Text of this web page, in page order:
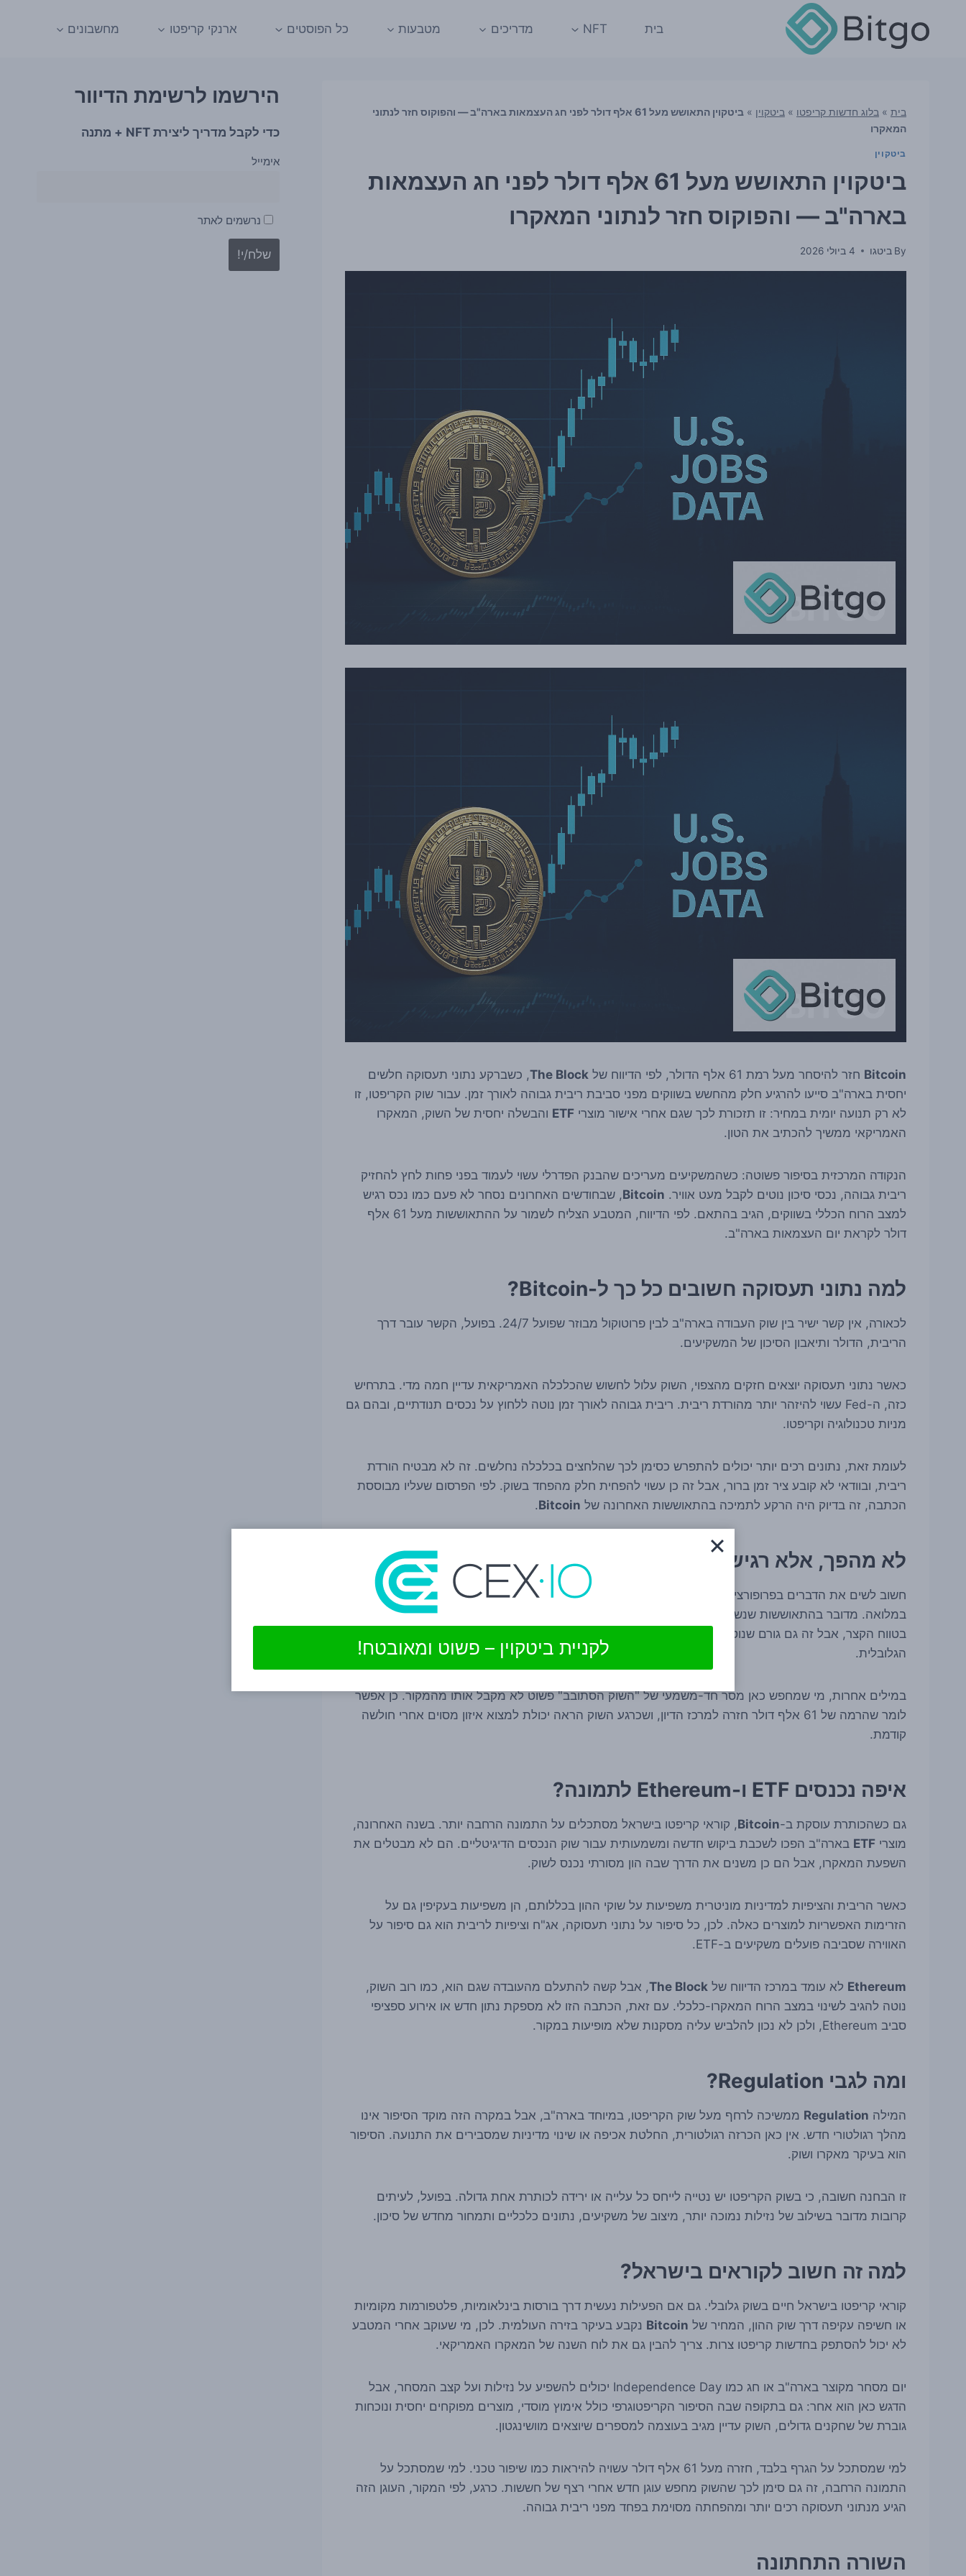
בית NFT מדריכים מטבעות כל הפוסטים ארנקי קריפטו מחשבונים
בית » בלוג חדשות קריפטו » ביטקוין »
ביטקוין התאושש מעל 61 אלף דולר לפני חג העצמאות בארה"ב — והפוקוס חזר לנתוני
המאקרו
ביטקוין
ביטקוין התאושש מעל 61 אלף דולר לפני חג העצמאות
בארה"ב — והפוקוס חזר לנתוני המאקרו
By ביטגו 4 ביולי 2026
Bitcoin חזר להיסחר מעל רמת 61 אלף הדולר, לפי הדיווח של The Block, כשברקע נתוני תעסוקה חלשים
יחסית בארה"ב סייעו להרגיע חלק מהחשש בשווקים מפני סביבת ריבית גבוהה לאורך זמן. עבור שוק הקריפטו, זו
לא רק תנועה יומית במחיר: זו תזכורת לכך שגם אחרי אישור מוצריETF והבשלה יחסית של השוק, המאקרו
האמריקאי ממשיך להכתיב את הטון.
הנקודה המרכזית בסיפור פשוטה: כשהמשקיעים מעריכים שהבנק הפדרלי עשוי לעמוד בפני פחות לחץ להחזיק
ריבית גבוהה, נכסי סיכון נוטים לקבל מעט אוויר. Bitcoin, שבחודשים האחרונים נסחר לא פעם כמו נכס רגיש
למצב הרוח הכללי בשווקים, הגיב בהתאם. לפי הדיווח, המטבע הצליח לשמור על ההתאוששות מעל 61 אלף
דולר לקראת יום העצמאות בארה"ב.
למה נתוני תעסוקה חשובים כל כך ל-Bitcoin?
לכאורה, אין קשר ישיר בין שוק העבודה בארה"ב לבין פרוטוקול מבוזר שפועל 24/7. בפועל, הקשר עובר דרך
הריבית, הדולר ותיאבון הסיכון של המשקיעים.
כאשר נתוני תעסוקה יוצאים חזקים מהצפוי, השוק עלול לחשוש שהכלכלה האמריקאית עדיין חמה מדי. בתרחיש
כזה, ה-Fed עשוי להיזהר יותר מהורדת ריבית. ריבית גבוהה לאורך זמן נוטה ללחוץ על נכסים תנודתיים, ובהם גם
מניות טכנולוגיה וקריפטו.
לעומת זאת, נתונים רכים יותר יכולים להתפרש כסימן לכך שהלחצים בכלכלה נחלשים. זה לא מבטיח הורדת
ריבית, ובוודאי לא קובע ציר זמן ברור, אבל זה כן עשוי להפחית חלק מהפחד בשוק. לפי הפרסום שעליו מבוססת
הכתבה, זה בדיוק היה הרקע לתמיכה בהתאוששות האחרונה של Bitcoin
.
לא מהפך, אלא רגישות מחודשת למאקרו
חשוב לשים את הדברים בפרופורציה. הדיווח לא מצביע על שינוי מבני ודאי בשוק, ולא קובע שמגמת העלייה חזרה
במלואה. מדובר בהתאוששות שנשענת, לפחות לפי הסיקור, על שינוי בסנטימנט סביב הריבית. זה יכול לעזור
הגלובלית.
במילים אחרות, מי שמחפש כאן מסר חד-משמעי של "השוק הסתובב" פשוט לא מקבל אותו מהמקור. כן אפשר
לומר שהרמה של 61 אלף דולר חזרה למרכז הדיון, ושכרגע השוק הראה יכולת למצוא איזון מסוים אחרי חולשה
קודמת.
איפה נכנסים ETF ו-Ethereum לתמונה?
גם כשהכותרת עוסקת ב-Bitcoin, קוראי קריפטו בישראל מסתכלים על התמונה הרחבה יותר. בשנה האחרונה,
מוצריETF בארה"ב הפכו לשכבת ביקוש חדשה ומשמעותית עבור שוק הנכסים הדיגיטליים. הם לא מבטלים את
השפעת המאקרו, אבל הם כן משנים את הדרך שבה הון מסורתי נכנס לשוק.
כאשר הריבית והציפיות למדיניות מוניטרית משפיעות על שוקי ההון בכללותם, הן משפיעות בעקיפין גם על
הזרימות האפשריות למוצרים כאלה. לכן, כל סיפור על נתוני תעסוקה, אג"ח וציפיות לריבית הוא גם סיפור על
האווירה שסביבה פועלים משקיעים ב-ETF.
Ethereum לא עומד במרכז הדיווח של The Block, אבל קשה להתעלם מהעובדה שגם הוא, כמו רוב השוק,
נוטה להגיב לשינוי במצב הרוח המאקרו-כלכלי. עם זאת, הכתבה הזו לא מספקת נתון חדש או אירוע ספציפי
סביב Ethereum, ולכן לא נכון להלביש עליה מסקנות שלא מופיעות במקור.
ומה לגבי Regulation?
המילה Regulation ממשיכה לרחף מעל שוק הקריפטו, במיוחד בארה"ב, אבל במקרה הזה מוקד הסיפור אינו
מהלך רגולטורי חדש. אין כאן הכרזה רגולטורית, החלטת אכיפה או שינוי מדיניות שמסבירים את התנועה. הסיפור
הוא בעיקר מאקרו ושוק.
זו הבחנה חשובה, כי בשוק הקריפטו יש נטייה לייחס כל עלייה או ירידה לכותרת אחת גדולה. בפועל, לעיתים
קרובות מדובר בשילוב של נזילות נמוכה יותר, מיצוב של משקיעים, נתונים כלכליים ותמחור מחדש של סיכון.
למה זה חשוב לקוראים בישראל?
קוראי קריפטו בישראל חיים בשוק גלובלי. גם אם הפעילות נעשית דרך בורסות בינלאומיות, פלטפורמות מקומיות
או חשיפה עקיפה דרך שוק ההון, המחיר של Bitcoin נקבע בעיקר בזירה העולמית. לכן, מי שעוקב אחרי המטבע
לא יכול להסתפק בחדשות קריפטו צרות. צריך להבין גם את לוח השנה של המאקרו האמריקאי.
יום מסחר מקוצר בארה"ב או חג כמו Independence Day יכולים להשפיע על נזילות ועל קצב המסחר, אבל
הדגש כאן הוא אחר: גם בתקופה שבה הסיפור הקריפטוגרפי כולל אימוץ מוסדי, מוצרים מפוקחים יחסית ונוכחות
גוברת של שחקנים גדולים, השוק עדיין מגיב בעוצמה למספרים שיוצאים מוושינגטון.
למי שמסתכל על הגרף בלבד, חזרה מעל 61 אלף דולר עשויה להיראות כמו שיפור טכני. למי שמסתכל על
התמונה הרחבה, זה גם סימן לכך שהשוק מחפש עוגן חדש אחרי רצף של חששות. כרגע, לפי המקור, העוגן הזה
הגיע מנתוני תעסוקה רכים יותר ומהפחתה מסוימת בפחד מפני ריבית גבוהה.
השורה התחתונה
הירשמו לרשימת הדיוור
כדי לקבל מדריך ליצירת NFT + מתנה
אימייל
נרשמים לאתר
לקניית ביטקוין – פשוט ומאובטח!